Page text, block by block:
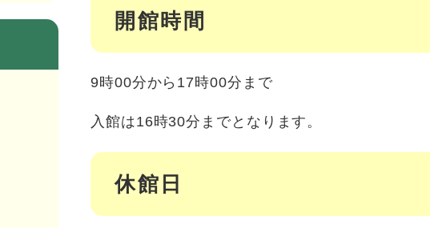
開館時間
9時00分から17時00分まで
入館は16時30分までとなります。
休館日